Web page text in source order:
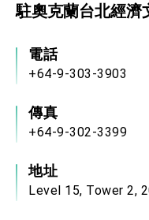
我國政府
駐奧克蘭台北經濟
電話
+64-9-303-3903
傳真
+64-9-302-3399
地址
Level 15, Tower 2,